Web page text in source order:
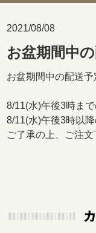
2021/08/08
お盆期間中
お盆期間中の配送予
8/11(水)午後3時ま
8/11(水)午後3時以
ご了承の上、ご注文